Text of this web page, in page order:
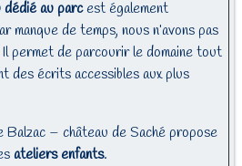
au parcest également
manque de temps, nous n’avons pas
permet de parcourir le domaine tout
des écrits accessibles aux plus
Balzac – château de Saché propose
ateliers enfants.